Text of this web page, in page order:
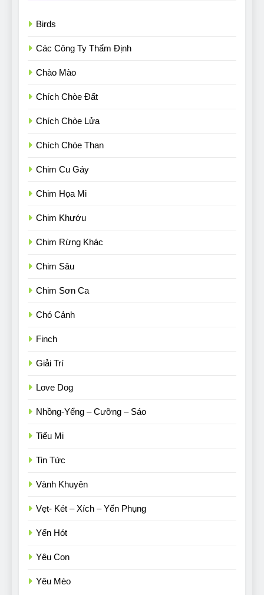
Birds
Các Công Ty Thẩm Định
Chào Mào
Chích Chòe Đất
Chích Chòe Lửa
Chích Chòe Than
Chim Cu Gáy
Chim Họa Mi
Chim Khướu
Chim Rừng Khác
Chim Sâu
Chim Sơn Ca
Chó Cảnh
Finch
Giải Trí
Love Dog
Nhồng-Yểng – Cưỡng – Sáo
Tiểu Mi
Tin Tức
Vành Khuyên
Vẹt- Két – Xích – Yến Phụng
Yến Hót
Yêu Con
Yêu Mèo